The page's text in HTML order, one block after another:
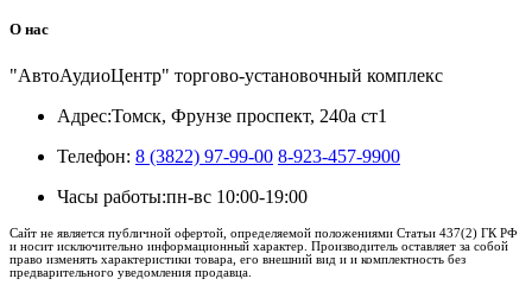
О нас
"АвтоАудиоЦентр" торгово-установочный комплекс
Адрес:Томск, Фрунзе проспект, 240а ст1
Телефон: 8 (3822) 97-99-00 8-923-457-9900
Часы работы:пн-вс 10:00-19:00
Сайт не является публичной офертой, определяемой положениями Статьи 437(2) ГК РФ
и носит исключительно информационный характер. Производитель оставляет за собой
право изменять характеристики товара, его внешний вид и и комплектность без
предварительного уведомления продавца.